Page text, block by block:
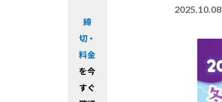
締
切・
料金
を今
すぐ
2025.10.08